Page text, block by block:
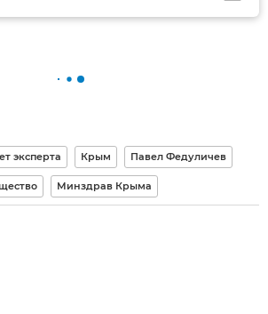
эксперта Крым Павел Федуличев
Минздрав Крыма